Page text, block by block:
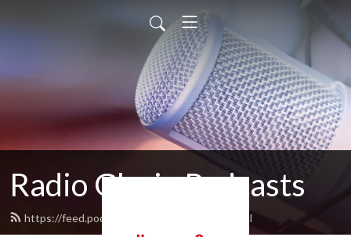
Radio Gloria Podcasts
https://feed.podbean.com/radiogloria/feed.xml